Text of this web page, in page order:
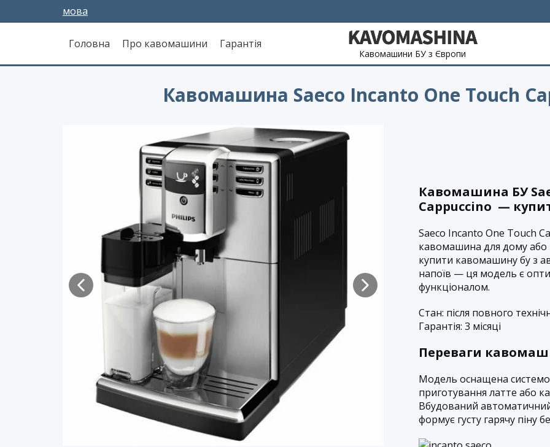
мова
Головна Про кавомашини Гарантія
Кавомашини БУ з Європи
Кавомашина Saeco Incanto One Touch
Кавомашина БУ
Cappuccino —
Saeco Incanto One Touch
кавомашина для дому або
купити кавомашину бу з
напоїв — ця модель є
функціоналом.
Стан: після повного
Гарантія: 3 місяці
Переваги
Модель оснащена
приготування латте або
Вбудований
формує густу гарячу піну